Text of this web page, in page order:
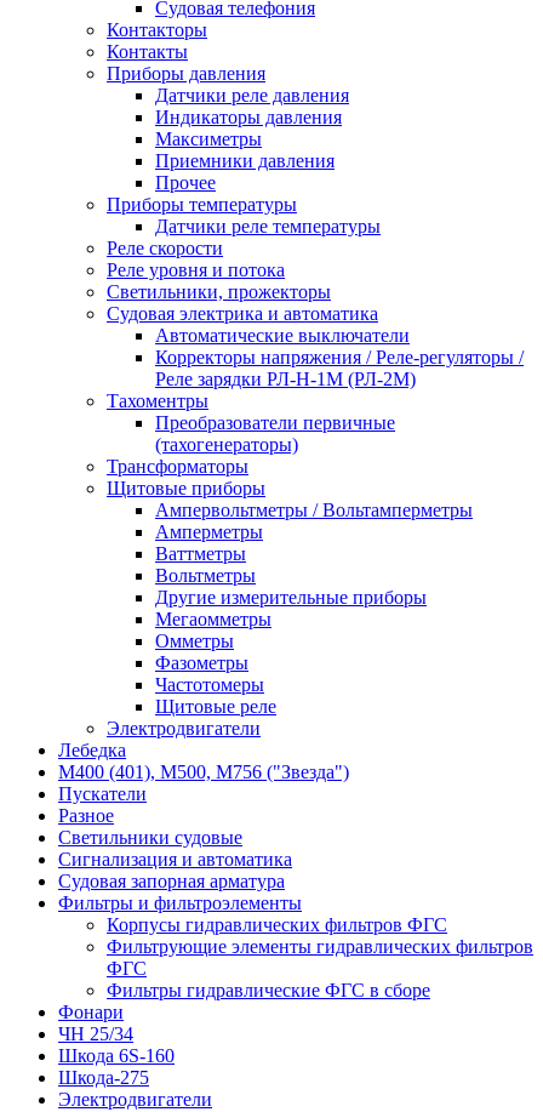
Судовая телефония
Контакторы
Контакты
Приборы давления
Датчики реле давления
Индикаторы давления
Максиметры
Приемники давления
Прочее
Приборы температуры
Датчики реле температуры
Реле скорости
Реле уровня и потока
Светильники, прожекторы
Судовая электрика и автоматика
Автоматические выключатели
Корректоры напряжения / Реле-регуляторы /
Реле зарядки РЛ-Н-1М (РЛ-2М)
Тахоментры
Преобразователи первичные
(тахогенераторы)
Трансформаторы
Щитовые приборы
Ампервольтметры / Вольтамперметры
Амперметры
Ваттметры
Вольтметры
Другие измерительные приборы
Мегаомметры
Омметры
Фазометры
Частотомеры
Щитовые реле
Электродвигатели
Лебедка
М400 (401), М500, М756 ("Звезда")
Пускатели
Разное
Светильники судовые
Сигнализация и автоматика
Судовая запорная арматура
Фильтры и фильтроэлементы
Корпусы гидравлических фильтров ФГС
Фильтрующие элементы гидравлических фильтров
ФГС
Фильтры гидравлические ФГС в сборе
Фонари
ЧН 25/34
Шкода 6S-160
Шкода-275
Электродвигатели